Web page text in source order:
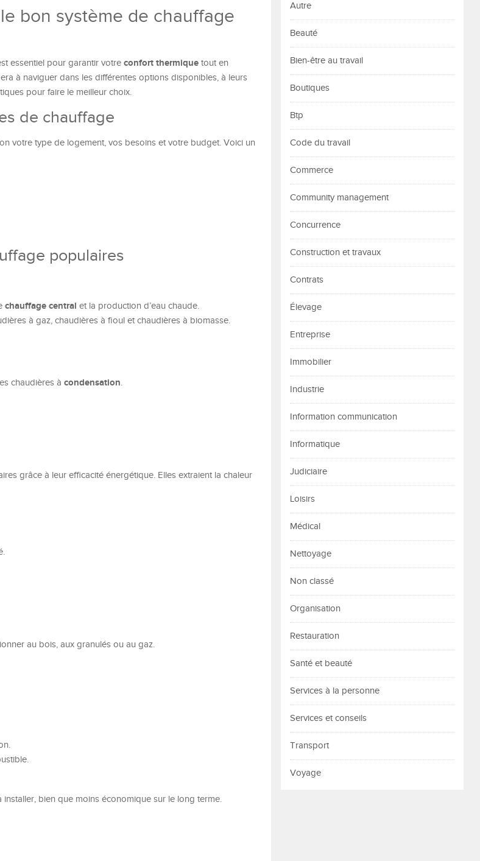
bon système de chauffage
essentiel pour garantir votre confort thermique tout en
à naviguer dans les différentes options disponibles, à leurs
pour faire le meilleur choix.
de chauffage
votre type de logement, vos besoins et votre budget. Voici un
populaires
chauffage central et la production d’eau chaude.
à gaz, chaudières à fioul et chaudières à biomasse.
chaudières à condensation.
grâce à leur efficacité énergétique. Elles extraient la chaleur
au bois, aux granulés ou au gaz.
bien que moins économique sur le long terme.
Autre
Beauté
Bien-être au travail
Boutiques
Btp
Code du travail
Commerce
Community management
Concurrence
Construction et travaux
Contrats
Élevage
Entreprise
Immobilier
Industrie
Information communication
Informatique
Judiciaire
Loisirs
Médical
Nettoyage
Non classé
Organisation
Restauration
Santé et beauté
Services à la personne
Services et conseils
Transport
Voyage